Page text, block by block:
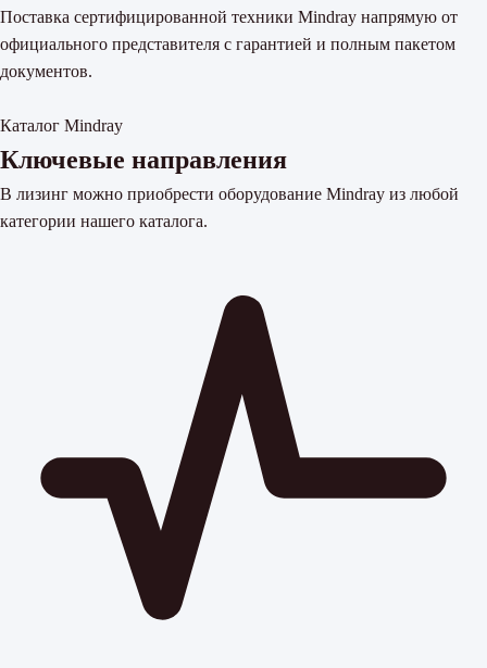
Поставка сертифицированной техники Mindray напрямую от
официального представителя с гарантией и полным пакетом
документов.
Каталог Mindray
Ключевые направления
В лизинг можно приобрести оборудование Mindray из любой
категории нашего каталога.